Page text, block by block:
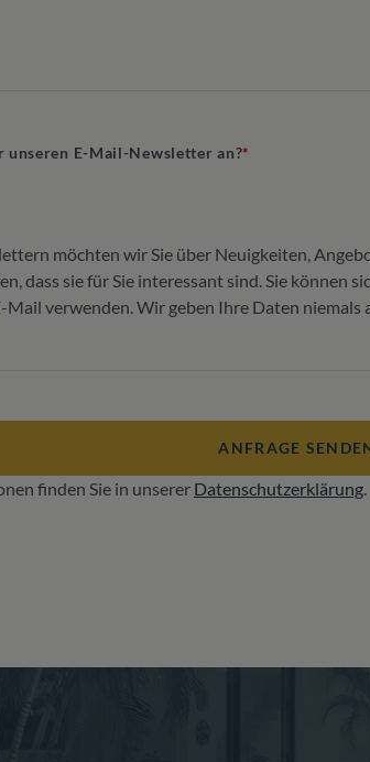
unseren E-Mail-Newsletter an?
möchten wir Sie über Neuigkeiten,
dass sie für Sie interessant sind. Sie können
Mail verwenden. Wir geben Ihre Daten
ANFRAGE
finden Sie in unserer Datenschutzerklärung.